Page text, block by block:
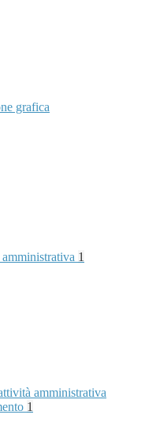
grafica
1
amministrativa
1